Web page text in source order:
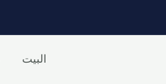
البيت